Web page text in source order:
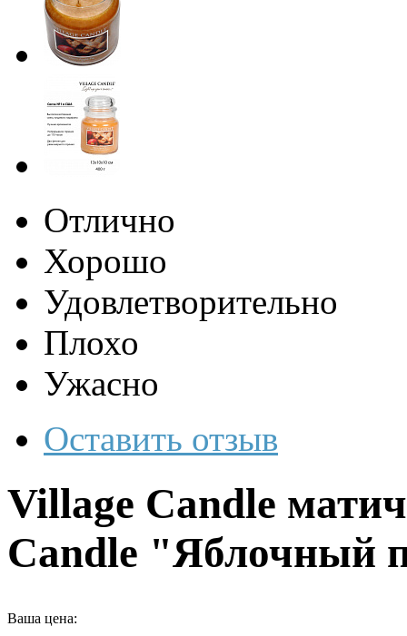
Отлично
Хорошо
Удовлетворительно
Плохо
Ужасно
Оставить отзыв
Village Candle
Candle "Яблочный
Ваша цена: